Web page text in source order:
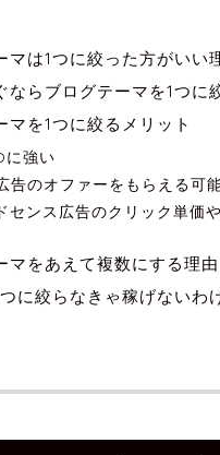
マは1つに絞った方がいい
ならブログテーマを1つに
マを1つに絞るメリット
に強い
告のオファーをもらえる可
センス広告のクリック単価
マをあえて複数にする理由
に絞らなきゃ稼げないわ